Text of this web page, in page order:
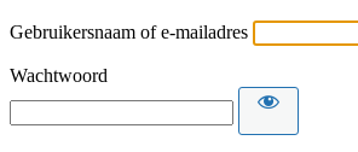
Gebruikersnaam of e-mailadres
Wachtwoord